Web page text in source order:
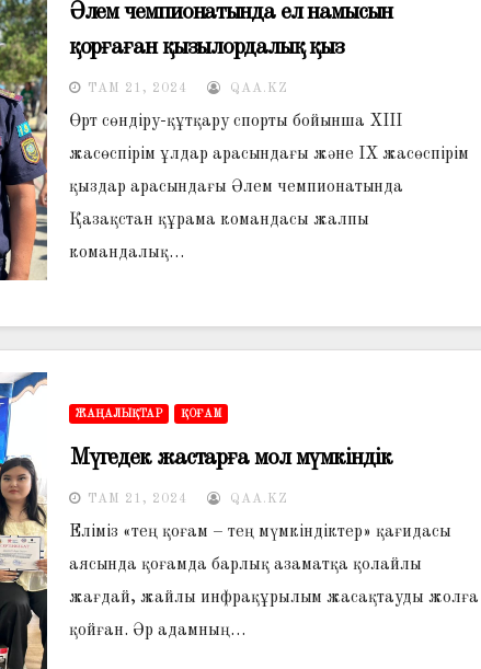
Әлем чемпионатында ел намысын
қорғаған қызылордалық қыз
ТАМ 21, 2024 QAA.KZ
Өрт сөндіру-құтқару спорты бойынша ХІІІ
жасөспірім ұлдар арасындағы және ІХ жасөспірім
қыздар арасындағы Әлем чемпионатында
Қазақстан құрама командасы жалпы
командалық…
ЖАҢАЛЫҚТАР ҚОҒАМ
Мүгедек жастарға мол мүмкіндік
ТАМ 21, 2024 QAA.KZ
Еліміз «тең қоғам – тең мүмкіндіктер» қағидасы
аясында қоғамда барлық азаматқа қолайлы
жағдай, жайлы инфрақұрылым жасақтауды жолға
қойған. Әр адамның…